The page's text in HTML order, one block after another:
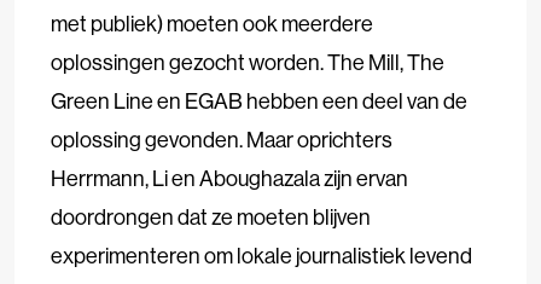
met publiek) moeten ook meerdere
oplossingen gezocht worden. The Mill, The
Green Line en EGAB hebben een deel van de
oplossing gevonden. Maar oprichters
Herrmann, Li en Aboughazala zijn ervan
doordrongen dat ze moeten blijven
experimenteren om lokale journalistiek levend